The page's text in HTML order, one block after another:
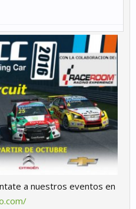
a nuestros eventos en